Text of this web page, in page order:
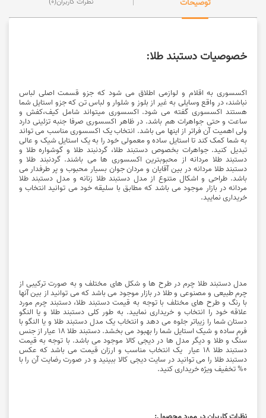
توضیحات
خصوصیات دستبند طلا:
اکسسوری به اقلام و لوازمی اطلاق می شود که جزو قسمت اصلی لباس
نباشند، در واقع وسایلی به غیر از بلوز و شلوار و لباس تن که جزو استایل شما
هستند اکسسوری گفته می شود. اکسسوری میتواند شامل کیف،کفش و
ساعت و حتی جواهرات هم باشد. در ظاهر اکسسوری صرفا جنبه تزئینی دارد
ولی اهمیت آن فراتر از اینها می باشد. انتخاب یک اکسسوری مناسب می تواند
به شما کمک کند تا استایل ساده و معمولی خود را به یک استایل شیک و عالی
تبدیل کنید. جواهرات بخصوص دستبند طلا، گردنبند طلا و گوشواره طلا و
دستبند طلا مردانه از محبوبترین اکسسوری ها می باشند. گردنبند طلا و
دستبند طلا مردانه در بین آقایان و مردان جوان بسیار محبوب و پر طرفدار می
باشد. طراحی و اشکال متنوع از مدل دستبند طلا زنانه و مدل دستبند طلا
مردانه در بازار موجود می باشد که مطابق با سلیقه خود می توانید انتخاب و
خریداری نمایید.
مدل دستبند طلا چرم در طرح ها و شکل های مختلف و به صورت ترکیبی از
چرم طبیعی و مصنوعی و طلا در بازار موجود می باشد که می توانید از بین آنها
با رنگ و طرح های مختلف با توجه به قیمت دستبند طلا، دستبند چرم مورد
علاقه خود را انتخاب و خریداری نمایید. به طور کلی دستبند طلا و یا النگو
دستان شما را زیباتر جلوه می دهد و انتخاب یک مدل دستبند طلا و یا النگو با
فرم ساده و شیک استایل شما را بهبود می بخشد. دستبند طلا 18 عیار از جنس
سنگ و طلا و دیگر مدل ها در دیجی کالا موجود می باشد. با توجه به قیمت
دستبند طلا 18 عیار یک انتخاب مناسب و ارزان قیمت می باشد که عکس
دستبند طلا را می توانید در سایت دیجی کالا ببینید و در صورت رضایت آن را با
0% تخفیف ویژه خریداری کنید.
نظرات کاربران در مورد محصول: